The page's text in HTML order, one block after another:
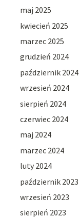
maj 2025
kwiecień 2025
marzec 2025
grudzień 2024
październik 2024
wrzesień 2024
sierpień 2024
czerwiec 2024
maj 2024
marzec 2024
luty 2024
październik 2023
wrzesień 2023
sierpień 2023